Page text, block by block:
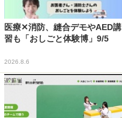
医療✕消防、縫合デモやAED講
習も「おしごと体験博」9/5
2026.8.6